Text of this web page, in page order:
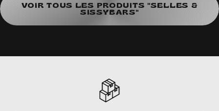
VOIR TOUS LES PRODUITS "SELLES &
SISSYBARS"